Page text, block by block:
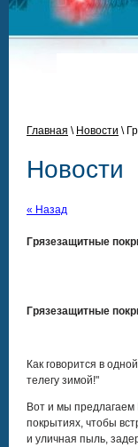
Главная \ Новости \
Новости
« Назад
Грязезащитные
Грязезащитные
Как говорится в
телегу зимой!"
Вот и мы предлагаем
покрытиях, чтобы
и уличная пыль,